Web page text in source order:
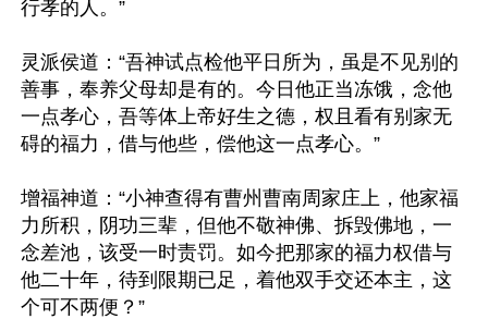
行孝的人。”
灵派侯道：“吾神试点检他平日所为，虽是不见别的
善事，奉养父母却是有的。今日他正当冻饿，念他
一点孝心，吾等体上帝好生之德，权且看有别家无
碍的福力，借与他些，偿他这一点孝心。”
增福神道：“小神查得有曹州曹南周家庄上，他家福
力所积，阴功三辈，但他不敬神佛、拆毁佛地，一
念差池，该受一时责罚。如今把那家的福力权借与
他二十年，待到限期已足，着他双手交还本主，这
个可不两便？”